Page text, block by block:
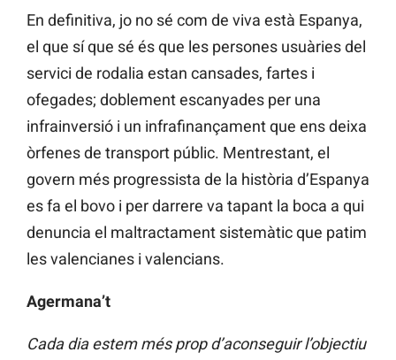
En definitiva, jo no sé com de viva està Espanya,
el que sí que sé és que les persones usuàries del
servici de rodalia estan cansades, fartes i
ofegades; doblement escanyades per una
infrainversió i un infrafinançament que ens deixa
òrfenes de transport públic. Mentrestant, el
govern més progressista de la història d’Espanya
es fa el bovo i per darrere va tapant la boca a qui
denuncia el maltractament sistemàtic que patim
les valencianes i valencians.
Agermana’t
Cada dia estem més prop d’aconseguir l’objectiu